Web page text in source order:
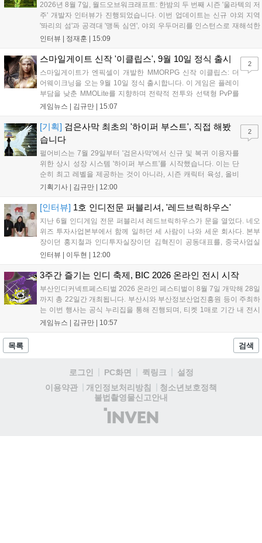
2026년 8월 7일, 월드오브워크래프트: 한밤의 두 번째 시즌 '울라텍의 저
주' 개발자 인터뷰가 진행되었습니다. 이번 업데이트는 신규 야외 지역
'똬리의 섬'과 공격대 '맹독 심연', 야외 우두머리를 인스턴스로 재해석한
'소굴'을 포함합니다. 개발진은 하우징 시스템 개선 및 신화+ 던전 로테이
를 표했습니다....
인터뷰 | 정재훈 15:09
스마일게이트 신작 '이클립스', 9월 10일 정식 출시
스마일게이트가 엔픽셀이 개발한 MMORPG 신작 이클립스: 더
어웨이크닝을 오는 9월 10일 정식 출시합니다. 이 게임은 플레이
부담을 낮춘 MMOLite를 지향하며 전략적 전투와 선택형 PvP를
특징으로 합니다. 현재 공식 홈페이지와 앱 마켓에서 사전등록을
니다. 또한 카카오톡 채널 추가 시 주차별 스페셜 쿠폰과 한정 스
킨, 경품 이벤트 등 풍성한 혜택을 마련해 이용자들의 기대를 모
으고 있습니다....
게임뉴스 | 김규만 15:07
2
[기획] 검은사막 최초의 '하이퍼 부스트', 직접 해봤
습니다
펄어비스는 7월 29일부터 '검은사막'에서 신규 및 복귀 이용자를
위한 상시 성장 시스템 '하이퍼 부스트'를 시작했습니다. 이는 단
순히 최고 레벨을 제공하는 것이 아니라, 시즌 캐릭터 육성, 올비
아 아카데미 수료, 아침의 나라 설화 진행 등 4단계 과정을 통해
용자는 과제를 완수하며 동(V) 투발라 장비와 검은별 무기, 카라
자드 장신구 등을 획득해 주요 콘텐츠에 진입할 수 있습니다....
기획기사 | 김규만 12:00
2
[인터뷰] 1호 인디전문 퍼블리셔, '레드브릭하우스'
지난 6월 인디게임 전문 퍼블리셔 레드브릭하우스가 문을 열었다. 네오
위즈 투자사업본부에서 함께 일하던 세 사람이 나와 세운 회사다. 본부
장이던 홍지철과 인디투자실장이던 김혁진이 공동대표를, 중국사업실
장이던 이민정이 이사를 맡았다. 출범 한 달여 만에 위메이드맥스의 전
들어왔다. 서비스 중인...
인터뷰 | 이두현 12:00
3주간 즐기는 인디 축제, BIC 2026 온라인 전시 시작
부산인디커넥트페스티벌 2026 온라인 페스티벌이 8월 7일 개막해 28일
까지 총 22일간 개최됩니다. 부산시와 부산정보산업진흥원 등이 주최하
는 이번 행사는 공식 누리집을 통해 진행되며, 티켓 1매로 기간 내 전시
작을 제한 없이 체험할 수 있습니다. 일반 및 루키 부문 등 다양한 인디게
세계 누구나 참여 가능한 이번 행사는 역대 최대 규모로 열려 인디게임
게임뉴스 | 김규만 10:57
목록 검색
로그인 PC화면 퀵링크
설정
이용약관
개인정보처리방침
청소년보호정책
불법촬영물신고안내
(주)
인